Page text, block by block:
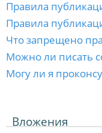
Правила
Правила
Что запрещено
Можно ли писать
Могу ли я
Вложения